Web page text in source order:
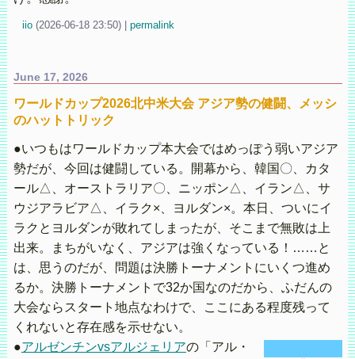
iio (2026-06-18 23:50) permalink
June 17, 2026
ワールドカップ2026北中米大会 アジア勢の健闘、メッシ
のハットトリック
●いつもはワールドカップ本大会ではめっぽう弱いアジア
勢だが、今回は健闘している。開幕から、韓国〇、カタ
ール△、オーストラリア〇、ニッポン△、イラン△、サ
ウジアラビア△、イラク×、ヨルダン×。本日、ついにイ
ラクとヨルダンが敗れてしまったが、そこまで無敗は上
出来。まちがいなく、アジアは強くなっている！……と
は、思うのだが、問題は決勝トーナメントにいくつ進め
るか。決勝トーナメントで32か国なのだから、ふだんの
大会ならスタート地点なわけで、ここにある程度残って
くれないと存在感を示せない。
●アルゼンチンvsアルジェリアの「アル・